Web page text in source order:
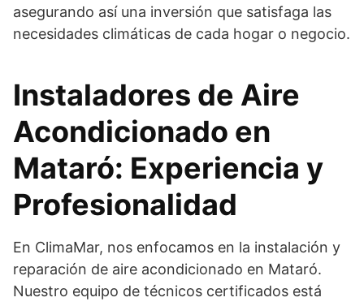
asegurando así una inversión que satisfaga las
necesidades climáticas de cada hogar o negocio.
Instaladores de Aire
Acondicionado en
Mataró: Experiencia y
Profesionalidad
En ClimaMar, nos enfocamos en la instalación y
reparación de aire acondicionado en Mataró.
Nuestro equipo de técnicos certificados está